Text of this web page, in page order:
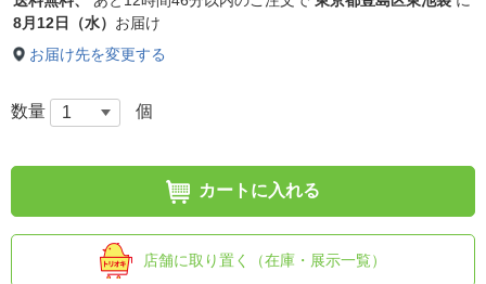
8月12日（水） お届け
お届け先を変更する
数量 個
カートに入れる
店舗に取り置く（在庫・展示一覧）